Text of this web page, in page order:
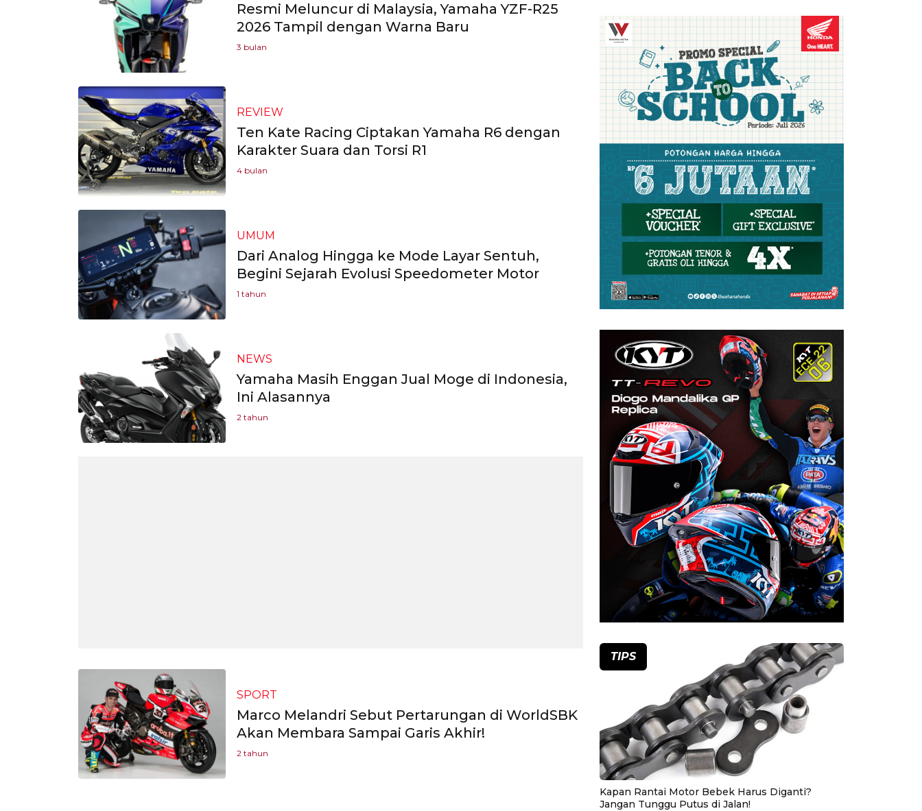
Resmi Meluncur di Malaysia, Yamaha YZF-R25
2026 Tampil dengan Warna Baru
3 bulan
REVIEW
Ten Kate Racing Ciptakan Yamaha R6 dengan
Karakter Suara dan Torsi R1
4 bulan
UMUM
Dari Analog Hingga ke Mode Layar Sentuh,
Begini Sejarah Evolusi Speedometer Motor
1 tahun
NEWS
Yamaha Masih Enggan Jual Moge di Indonesia,
Ini Alasannya
2 tahun
SPORT
Marco Melandri Sebut Pertarungan di WorldSBK
Akan Membara Sampai Garis Akhir!
2 tahun
TIPS
Kapan Rantai Motor Bebek Harus Diganti?
Jangan Tunggu Putus di Jalan!